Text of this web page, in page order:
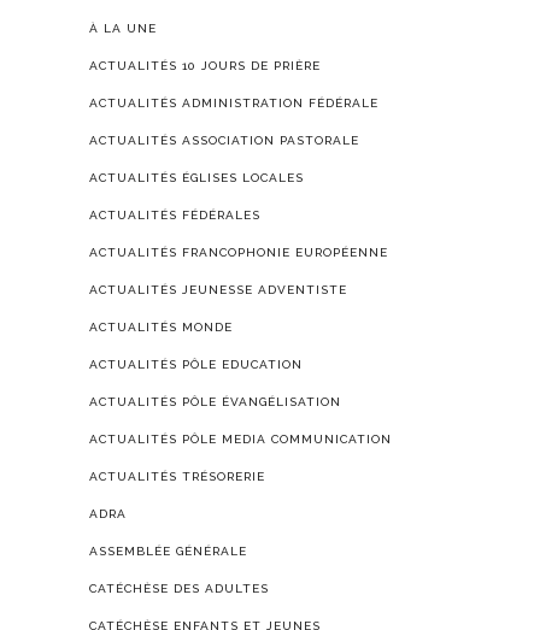
À LA UNE
ACTUALITÉS 10 JOURS DE PRIÈRE
ACTUALITÉS ADMINISTRATION FÉDÉRALE
ACTUALITÉS ASSOCIATION PASTORALE
ACTUALITÉS ÉGLISES LOCALES
ACTUALITÉS FÉDÉRALES
ACTUALITÉS FRANCOPHONIE EUROPÉENNE
ACTUALITÉS JEUNESSE ADVENTISTE
ACTUALITÉS MONDE
ACTUALITÉS PÔLE EDUCATION
ACTUALITÉS PÔLE ÉVANGÉLISATION
ACTUALITÉS PÔLE MEDIA COMMUNICATION
ACTUALITÉS TRÉSORERIE
ADRA
ASSEMBLÉE GÉNÉRALE
CATÉCHÈSE DES ADULTES
CATÉCHÈSE ENFANTS ET JEUNES